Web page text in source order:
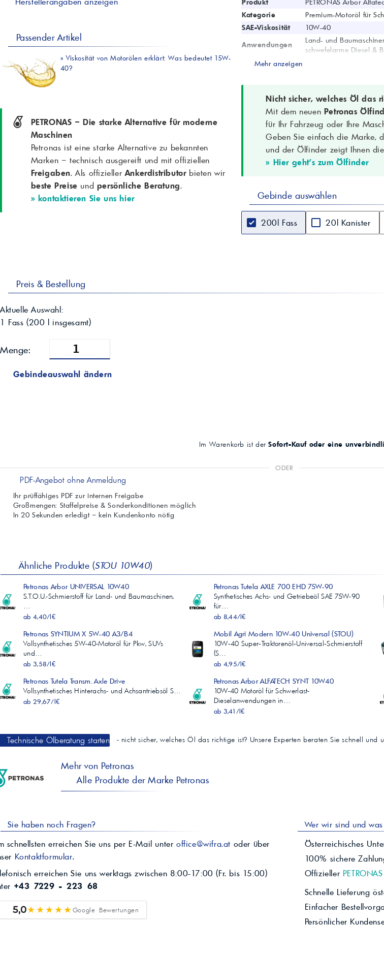
Passender Artikel
» Viskosität von Motorölen erklärt: Was bedeutet 15W-
40?
PETRONAS – Die starke Alternative für moderne
Maschinen
Petronas ist eine starke Alternative zu bekannten
Marken – technisch ausgereift und mit offiziellen
Freigaben. Als offiziellerAnkerdistributorbieten wir
beste Preise und persönliche Beratung.
» kontaktieren Sie uns hier
Produkt
PETRONAS Arbor
Kategorie
Premium-Motoröl für
SAE-Viskosität
10W-40
Anwendungen
Land- und
schwefelarme Diesel &
Spezifikationen
Leistungsklasse
Allison TES-439;
228.3; MB 235.28;
Dichte bei 15 °C
0.870 g/cm3 (ASTM
Kinematische
Viskosität @100
14 mm2/s (ASTM D445)
Viskositätsindex
155 (ASTM D2270)
Flammpunkt
Gesamtbasenzahl
(TBN)
12 mgKOH/g (ASTM
CCS bei -25 °C
6150 mPa/s (ASTM
Pourpoint
-39 °C (ASTM D97)
Mehr anzeigen
Nicht sicher, welches Öl das
Mit dem neuen Petronas
für Ihr Fahrzeug oder Ihre
Geben Sie einfach die Marke,
und der Ölfinder zeigt Ihnen
» Hier geht's zum Ölfinder
Gebinde auswählen
200l Fass 20l Kanister
Preis & Bestellung
Aktuelle Auswahl:
1 Fass (200 l insgesamt)
Menge:
Gebindeauswahl ändern
Im Warenkorb ist derSofort-Kauf oder eine
ODER
PDF-Angebot ohne Anmeldung
Ihr prüffähiges PDF zur internen Freigabe
Großmengen: Staffelpreise & Sonderkonditionen möglich
In 20 Sekunden erledigt – kein Kundenkonto nötig
Ähnliche Produkte (STOU 10W40)
Petronas Arbor UNIVERSAL 10W40
S.T.O.U.-Schmierstoff für Land- und Baumaschinen,
…
ab 4,40/l€
Petronas Tutela AXLE 700 EHD 75W-90
Synthetisches Achs- und Getriebeöl SAE 75W-90
für…
ab 8,44/l€
Petronas SYNTIUM X 5W-40 A3/B4
Vollsynthetisches 5W-40-Motoröl für Pkw, SUVs
und…
ab 3,58/l€
Mobil Agri Modern 10W-40 Universal (STOU)
10W‑40 Super‑Traktorenöl‑Universal‑Schmierstoff
(S…
ab 4,95/l€
Petronas Tutela Transm. Axle Drive
Vollsynthetisches Hinterachs- und Achsantriebsöl S…
ab 29,67/l€
Petronas Arbor ALFATECH SYNT 10W40
10W-40 Motoröl für Schwerlast-
Dieselanwendungen in…
ab 3,41/l€
Technische Ölberatung starten - nicht sicher, welches Öl das richtige ist? Unsere Experten beraten Sie schnell und
Mehr von Petronas
Alle Produkte der Marke Petronas
Sie haben noch Fragen?
schnellsten erreichen Sie uns per E-Mail unteroffice@wifra.at oder über
Kontaktformular.
erreichen Sie uns werktags zwischen 8:00-17:00 (Fr. bis 15:00)
+43 7229 - 223 68
5,0★★★★★Google Bewertungen
Wer wir sind und
Österreichisches
100% sichere
Offizieller PETRONAS
Schnelle Lieferung
Einfacher
Persönlicher